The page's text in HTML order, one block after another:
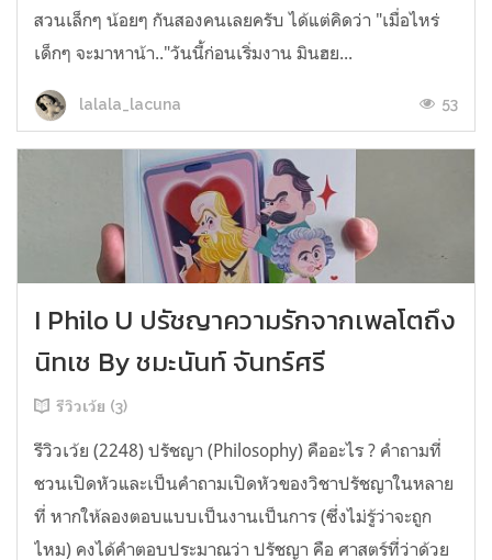
สวนเล็กๆ น้อยๆ กันสองคนเลยครับ ได้แต่คิดว่า "เมื่อไหร่
เด็กๆ จะมาหาน้า.."วันนี้ก่อนเริ่มงาน มินฮย...
lalala_lacuna 53
I Philo U ปรัชญาความรักจากเพลโตถึง
นิทเช By ชมะนันท์ จันทร์ศรี
รีวิวเว้ย (3)
รีวิวเว้ย (2248) ปรัชญา (Philosophy) คืออะไร ? คำถามที่
ชวนเปิดหัวและเป็นคำถามเปิดหัวของวิชาปรัชญาในหลาย
ที่ หากให้ลองตอบแบบเป็นงานเป็นการ (ซึ่งไม่รู้ว่าจะถูก
ไหม) คงได้คำตอบประมาณว่า ปรัชญา คือ ศาสตร์ที่ว่าด้วย